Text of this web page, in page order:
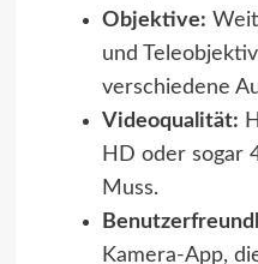
Objektive:
und
verschiedene
Videoqualität:
HD oder sogar
Muss.
Kamera-App,